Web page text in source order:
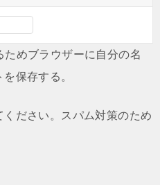
めブラウザーに自分の名
保存する。
ださい。スパム対策のため